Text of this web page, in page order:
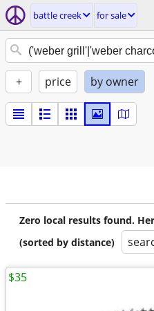
battle creek for sale
+ price by owner
Zero local results found.
(sorted by distance)
$35